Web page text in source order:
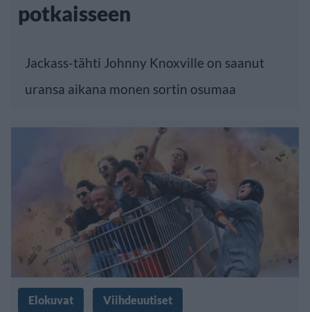
potkaisseen
Jackass-tähti Johnny Knoxville on saanut
uransa aikana monen sortin osumaa
Elokuvat Viihdeuutiset